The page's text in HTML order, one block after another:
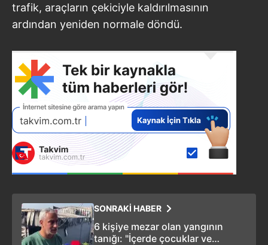
trafik, araçların çekiciyle kaldırılmasının
ardından yeniden normale döndü.
SONRAKİ HABER
6 kişiye mezar olan yangının
tanığı: "İçerde çocuklar ve